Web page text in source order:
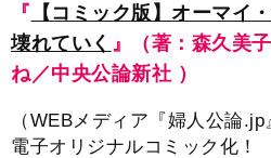
『 【コミック版】オーマイ
壊れていく 』（著：森久美
ね／中央公論新社 ）
（WEBメディア『婦人公論
電子オリジナルコミック化！